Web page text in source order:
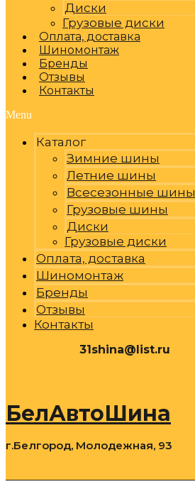
Диски
Грузовые диски
Оплата, доставка
Шиномонтаж
Бренды
Отзывы
Контакты
Menu
Каталог
Зимние шины
Летние шины
Всесезонные шины
Грузовые шины
Диски
Грузовые диски
Оплата, доставка
Шиномонтаж
Бренды
Отзывы
Контакты
31shina@list.ru
БелАвтоШина
г.Белгород, Молодежная, 93